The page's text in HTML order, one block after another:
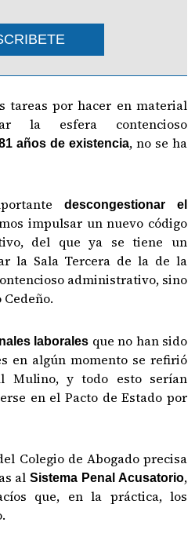
tareas por hacer en material
la esfera contencioso
años de existencia, no se ha
descongestionar el
impulsar un nuevo código
del que ya se tiene un
la Sala Tercera de la de la
administrativo, sino
laborales que no han sido
en algún momento se refirió
Mulino, y todo esto serían
en el Pacto de Estado por
Colegio de Abogado precisa
alSistema Penal Acusatorio,
que, en la práctica, los